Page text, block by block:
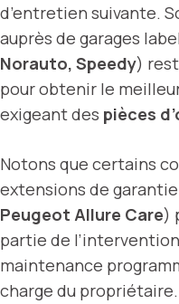
d’entretien suivante.
auprès de garages
Norauto, Speedy)
pour obtenir le
exigeant des pièces
Notons que certains
extensions de
Peugeot Allure Care)
partie de
maintenance
charge du propriétaire.